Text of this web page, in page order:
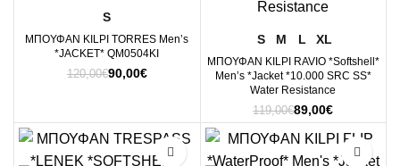
S
ΜΠΟΥΦΑΝ KILPI TORRES Men’s
*JACKET* QM0504KI
120,00€Original
120,00€.
90,00€Η
είναι:
90,00€.
S M L XL
ΜΠΟΥΦΑΝ KILPI RAVIO *Softshell*
Men’s *Jacket *10.000 SRC SS*
Water Resistance
119,00€Original
price
was:
119,00€.
89,00€Η
τρέχουσα
τιμή
είναι: